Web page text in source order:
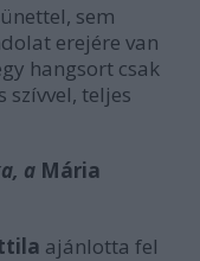
sem
erejére van
hangsort csak
szívvel, teljes
a Mária
ajánlotta fel